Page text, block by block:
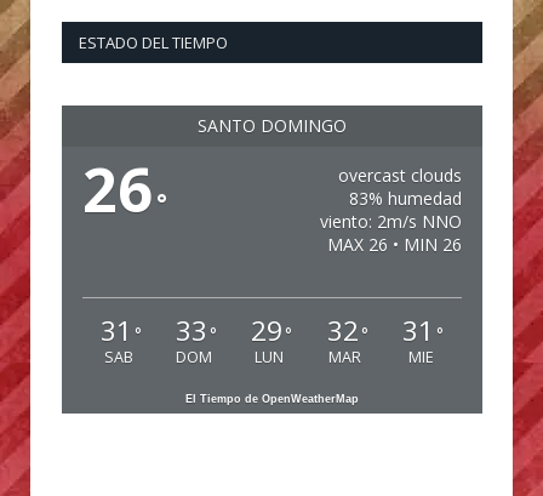
ESTADO DEL TIEMPO
SANTO DOMINGO
26°
overcast clouds
83% humedad
viento: 2m/s NNO
MAX 26 • MIN 26
31 °
SAB
33 °
DOM
29 °
LUN
32 °
MAR
31 °
MIE
El Tiempo de OpenWeatherMap